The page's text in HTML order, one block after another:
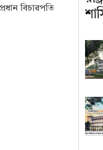
বিচারপতি